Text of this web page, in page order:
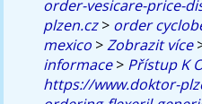
order-vesicare-price-
plzen.cz> order
mexico >Zobrazit více
informace> Přístup K
https://www.doktor-